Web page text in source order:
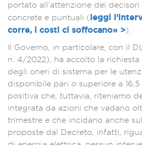
portato all’attenzione dei
concrete e puntuali (leggi
corre, i costi ci soffocano» >).
Il Governo, in particolare, con il
n. 4/2022), ha accolto la
degli oneri di sistema per le
disponibile pari o superiore a 16,5
positiva che, tuttavia, riteniamo
integrata da azioni che vadano
trimestre e che incidano anche
proposte dal Decreto, infatti,